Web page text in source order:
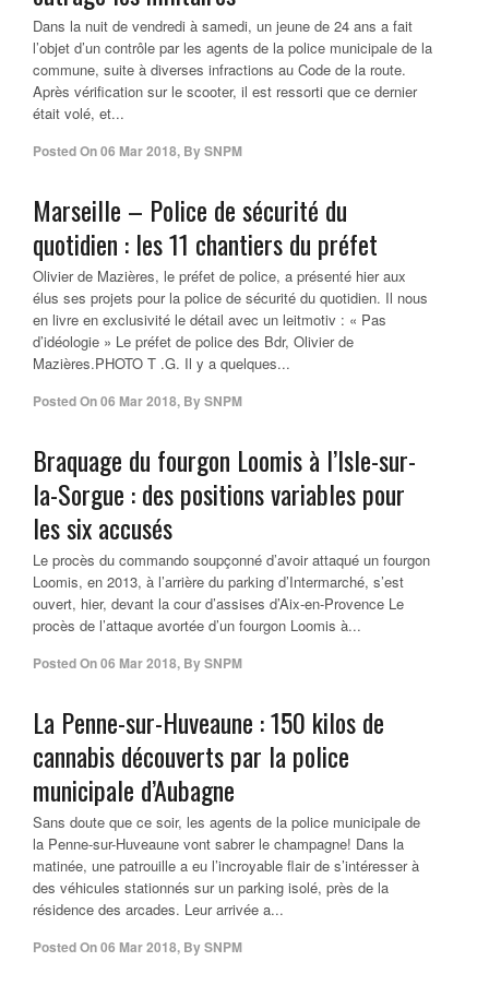
Dans la nuit de vendredi à samedi, un jeune de 24 ans a fait
l’objet d’un contrôle par les agents de la police municipale de la
commune, suite à diverses infractions au Code de la route.
Après vérification sur le scooter, il est ressorti que ce dernier
était volé, et...
Posted On06 Mar 2018, BySNPM
Marseille – Police de sécurité du
quotidien : les 11 chantiers du préfet
Olivier de Mazières, le préfet de police, a présenté hier aux
élus ses projets pour la police de sécurité du quotidien. Il nous
en livre en exclusivité le détail avec un leitmotiv : « Pas
d’idéologie » Le préfet de police des Bdr, Olivier de
Mazières.PHOTO T .G. Il y a quelques...
Posted On06 Mar 2018, BySNPM
Braquage du fourgon Loomis à l’Isle-sur-
la-Sorgue : des positions variables pour
les six accusés
Le procès du commando soupçonné d’avoir attaqué un fourgon
Loomis, en 2013, à l’arrière du parking d’Intermarché, s’est
ouvert, hier, devant la cour d’assises d’Aix-en-Provence Le
procès de l’attaque avortée d’un fourgon Loomis à...
Posted On06 Mar 2018, BySNPM
La Penne-sur-Huveaune : 150 kilos de
cannabis découverts par la police
municipale d’Aubagne
Sans doute que ce soir, les agents de la police municipale de
la Penne-sur-Huveaune vont sabrer le champagne! Dans la
matinée, une patrouille a eu l’incroyable flair de s’intéresser à
des véhicules stationnés sur un parking isolé, près de la
résidence des arcades. Leur arrivée a...
Posted On06 Mar 2018, BySNPM